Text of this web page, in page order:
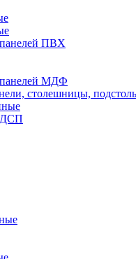
ПВХ
МДФ
столешницы,